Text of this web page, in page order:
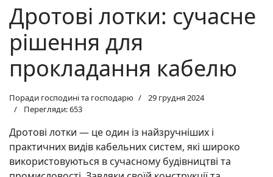
Дротові лотки: сучасне
рішення для
прокладання кабелю
Поради господині та господарю
29 грудня 2024
Перегляди: 653
Дротові лотки — це один із найзручніших і
практичних видів кабельних систем, які широко
використовуються в сучасному будівництві та